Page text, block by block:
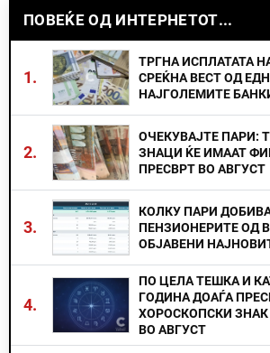
ПОВЕЌЕ ОД ИНТЕРНЕТОТ...
1.
ТРГНА ИСПЛАТАТА
СРЕЌНА ВЕСТ ОД
НАЈГОЛЕМИТЕ
2.
ОЧЕКУВАЈТЕ ПАРИ:
ЗНАЦИ ЌЕ ИМААТ
ПРЕСВРТ ВО АВГУСТ
3.
КОЛКУ ПАРИ
ПЕНЗИОНЕРИТЕ ОД
ОБЈАВЕНИ
4.
ПО ЦЕЛА ТЕШКА И
ГОДИНА ДОАЃА
ХОРОСКОПСКИ ЗНАК
ВО АВГУСТ